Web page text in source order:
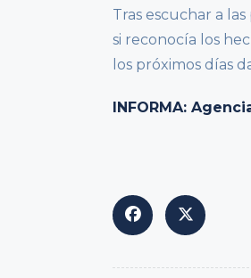
Tras escuchar a
si reconocía los
los próximos días
INFORMA: